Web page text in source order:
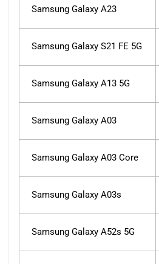
Samsung Galaxy A23
Samsung Galaxy S21 FE 5G
Samsung Galaxy A13 5G
Samsung Galaxy A03
Samsung Galaxy A03 Core
Samsung Galaxy A03s
Samsung Galaxy A52s 5G